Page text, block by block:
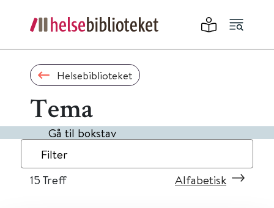
Helsebiblioteket
Tema
Gå til bokstav
Filter
15 Treff Alfabetisk